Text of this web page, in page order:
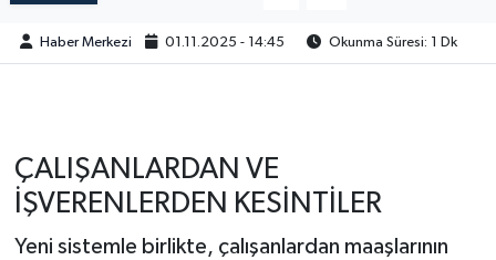
Haber Merkezi 01.11.2025 - 14:45 Okunma Süresi: 1 Dk
ÇALIŞANLARDAN VE
İŞVERENLERDEN KESİNTİLER
Yeni sistemle birlikte, çalışanlardan maaşlarının